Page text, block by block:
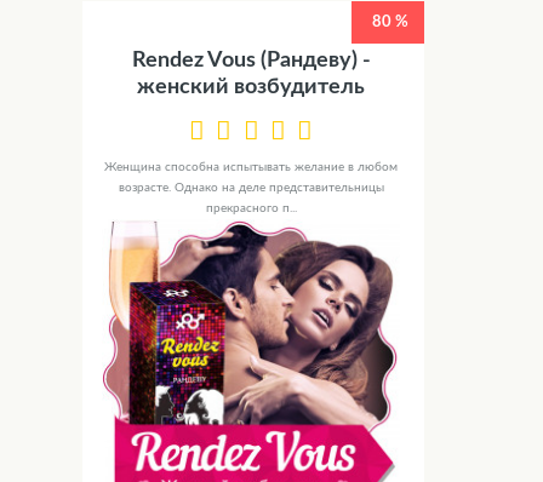
80 %
Rendez Vous (Рандеву) -
женский возбудитель
Женщина способна испытывать желание в любом
возрасте. Однако на деле представительницы
прекрасного п...